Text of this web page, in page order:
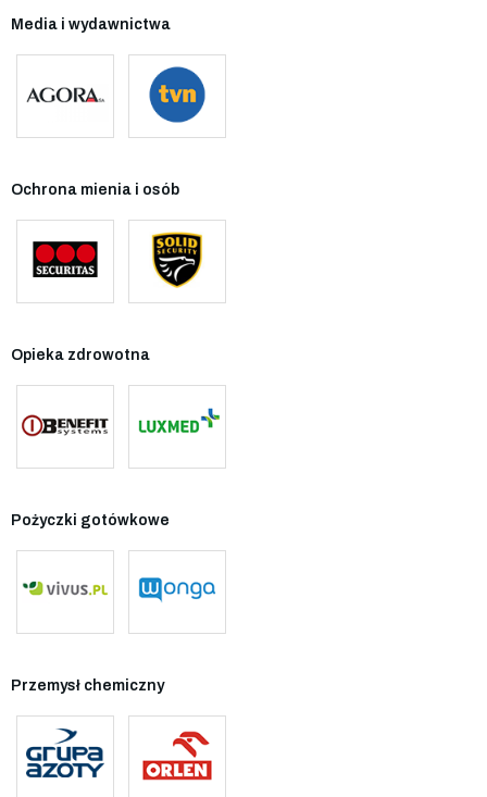
Media i wydawnictwa
Ochrona mienia i osób
Opieka zdrowotna
Pożyczki gotówkowe
Przemysł chemiczny